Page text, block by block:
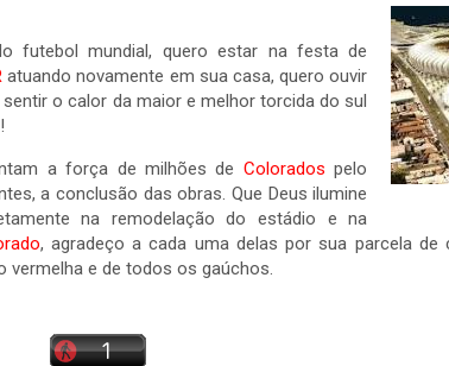
futebol mundial, quero estar na festa de
atuando novamente em sua casa, quero ouvir
o calor da maior e melhor torcida do sul
a força de milhões de Colorados pelo
a conclusão das obras. Que Deus ilumine
na remodelação do estádio e na
, agradeço a cada uma delas por sua parcela de
vermelha e de todos os gaúchos.